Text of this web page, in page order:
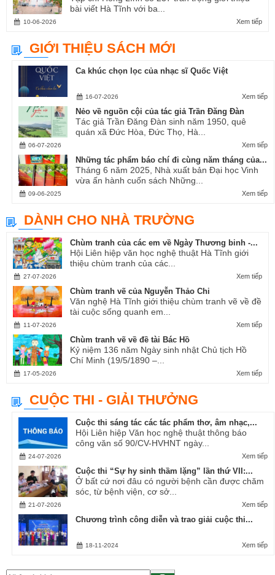
bài viết Hà Tĩnh với ba...
Xem tiếp
10-06-2026
GIỚI THIỆU SÁCH MỚI
Ca khúc chọn lọc của nhạc sĩ Quốc Việt
Xem tiếp
16-07-2026
Nẻo về nguồn cội của tác giả Trần Đăng Đàn
Tác giả Trần Đăng Đàn sinh năm 1950, quê
quán xã Đức Hòa, Đức Thọ, Hà...
Xem tiếp
06-07-2026
Những tác phẩm báo chí đi cùng năm tháng của...
Tháng 6 năm 2025, Nhà xuất bản Đại học Vinh
vừa ấn hành cuốn sách Những...
Xem tiếp
09-06-2025
DÀNH CHO NHÀ TRƯỜNG
Chùm tranh của các em về Ngày Thương binh -...
Hội Liên hiệp văn học nghệ thuật Hà Tĩnh giới
thiệu chùm tranh của các...
Xem tiếp
27-07-2026
Chùm tranh vẽ của Nguyễn Thảo Chi
Văn nghệ Hà Tĩnh giới thiệu chùm tranh vẽ về đề
tài cuộc sống quanh em...
Xem tiếp
11-07-2026
Chùm tranh vẽ về đề tài Bác Hồ
Kỷ niệm 136 năm Ngày sinh nhật Chủ tịch Hồ
Chí Minh (19/5/1890 –...
Xem tiếp
17-05-2026
CUỘC THI - GIẢI THƯỞNG
Cuộc thi sáng tác các tác phẩm thơ, âm nhạc,...
Hội Liên hiệp Văn học nghệ thuật thông báo
công văn số 90/CV-HVHNT ngày...
Xem tiếp
24-07-2026
Cuộc thi “Sự hy sinh thầm lặng” lần thứ VII:...
Ở bất cứ nơi đâu có người bệnh cần được chăm
sóc, từ bệnh viện, cơ sở...
Xem tiếp
21-07-2026
Chương trình công diễn và trao giải cuộc thi...
Xem tiếp
18-11-2024